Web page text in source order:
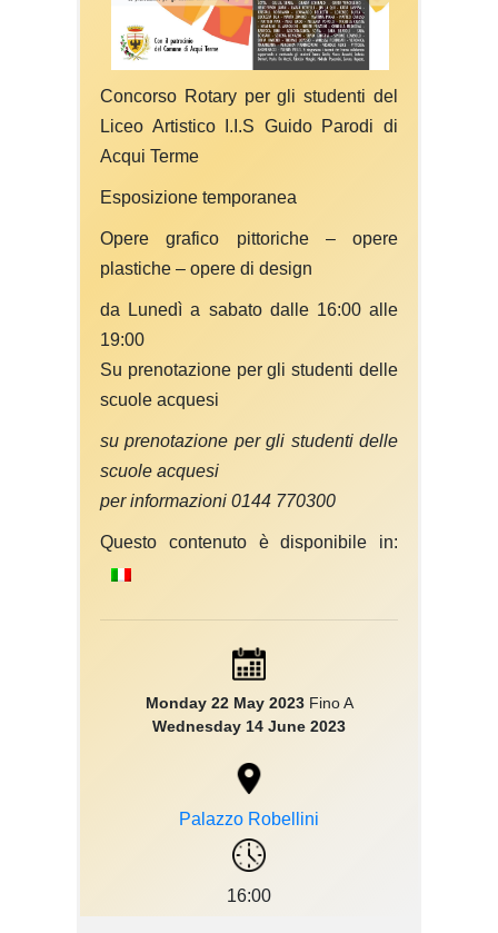
Concorso Rotary per gli studenti del
Liceo Artistico I.I.S Guido Parodi di
Acqui Terme
Esposizione temporanea
Opere grafico pittoriche – opere
plastiche – opere di design
da Lunedì a sabato dalle 16:00 alle
19:00
Su prenotazione per gli studenti delle
scuole acquesi
su prenotazione per gli studenti delle
scuole acquesi
per informazioni 0144 770300
Questo contenuto è disponibile in:
Monday 22 May 2023Fino A
Wednesday 14 June 2023
Palazzo Robellini
16:00